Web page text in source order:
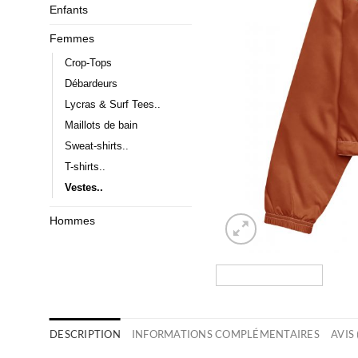
Enfants
Femmes
Crop-Tops
Débardeurs
Lycras & Surf Tees..
Maillots de bain
Sweat-shirts..
T-shirts..
Vestes..
Hommes
DESCRIPTION INFORMATIONS COMPLÉMENTAIRES AVIS